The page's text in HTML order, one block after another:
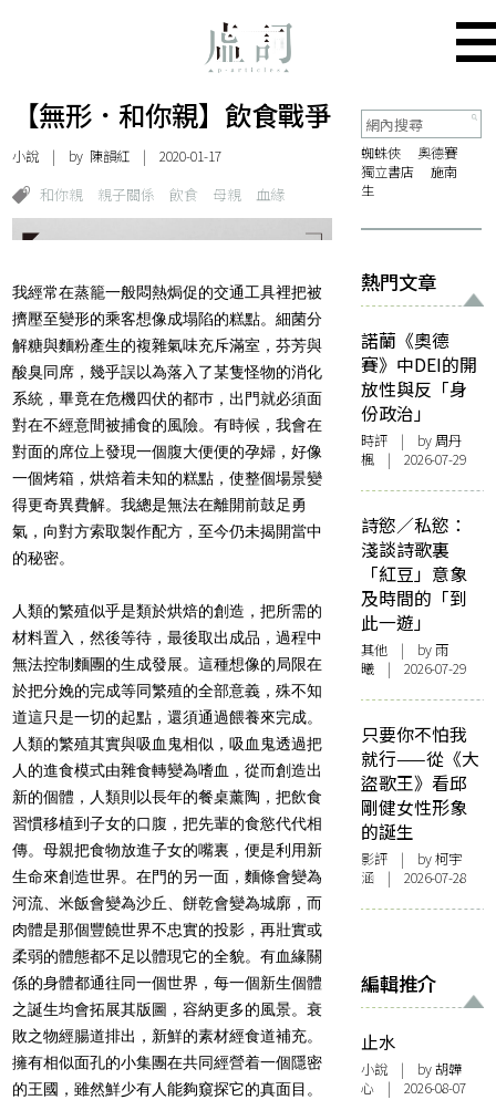
【無形．和你親】飲食戰爭
小說 | by 陳韻紅 | 2020-01-17
和你親 親子關係 飲食 母親 血緣
我經常在蒸籠一般悶熱焗促的交通工具裡把被
擠壓至變形的乘客想像成塌陷的糕點。細菌分
解糖與麵粉產生的複雜氣味充斥滿室，芬芳與
酸臭同席，幾乎誤以為落入了某隻怪物的消化
系統，畢竟在危機四伏的都巿，出門就必須面
對在不經意間被捕食的風險。有時候，我會在
對面的席位上發現一個腹大便便的孕婦，好像
一個烤箱，烘焙着未知的糕點，使整個場景變
得更奇異費解。我總是無法在離開前鼓足勇
氣，向對方索取製作配方，至今仍未揭開當中
的秘密。
人類的繁殖似乎是類於烘焙的創造，把所需的
材料置入，然後等待，最後取出成品，過程中
無法控制麵團的生成發展。這種想像的局限在
於把分娩的完成等同繁殖的全部意義，殊不知
道這只是一切的起點，還須通過餵養來完成。
人類的繁殖其實與吸血鬼相似，吸血鬼透過把
人的進食模式由雜食轉變為嗜血，從而創造出
新的個體，人類則以長年的餐桌薰陶，把飲食
習慣移植到子女的口腹，把先輩的食慾代代相
傳。母親把食物放進子女的嘴裏，便是利用新
生命來創造世界。在門的另一面，麵條會變為
河流、米飯會變為沙丘、餅乾會變為城廓，而
肉體是那個豐饒世界不忠實的投影，再壯實或
柔弱的體態都不足以體現它的全貌。有血緣關
係的身體都通往同一個世界，每一個新生個體
之誕生均會拓展其版圖，容納更多的風景。衰
敗之物經腸道排出，新鮮的素材經食道補充。
擁有相似面孔的小集團在共同經營着一個隱密
的王國，雖然鮮少有人能夠窺探它的真面目。
蜘蛛俠
奧德賽
獨立書店
施南
生
熱門文章
諾蘭《奧德
賽》中DEI的開
放性與反「身
份政治」
時評 | by周丹
楓 | 2026-07-29
詩慾／私慾：
淺談詩歌裏
「紅豆」意象
及時間的「到
此一遊」
其他 | by 雨
曦 | 2026-07-29
只要你不怕我
就行——從《大
盜歌王》看邱
剛健女性形象
的誕生
影評 | by 柯宇
涵 | 2026-07-28
編輯推介
止水
小說 | by 胡韡
心 | 2026-08-07